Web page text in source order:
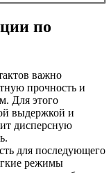
по
важно
прочность и
Для этого
выдержкой и
дисперсную
для последующего
режимы